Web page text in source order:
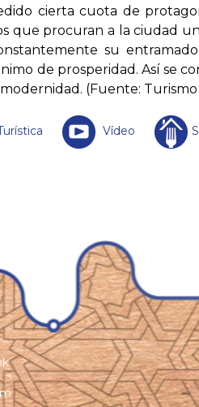
cierta cuota de
que procuran a la ciudad
su
de prosperidad. Así se
(Fuente:
Vídeo